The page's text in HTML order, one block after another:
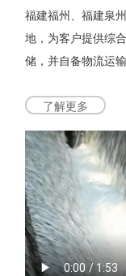
福建福州、福建泉
地，为客户提供综
储，并自备物流运
了解更多